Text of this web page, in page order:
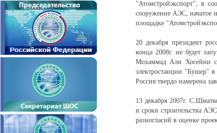
"Атомстройэкспорт", в
сооружение АЭС, начатое
площадке
20 декабря президент
конца 2008г. не будет
Мохаммад Али Хосейни
электростанции "Бушер"
Россия твердо намерена
13 декабря 2007г.
и сроки строительства
разногласий в оценке